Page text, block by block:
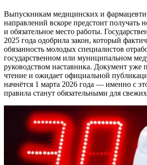
Выпускникам медицинских и
направлений вскоре предстоит получать
и обязательное место работы.
2025 года одобрила закон, который
обязанность молодых специалистов
государственном или муниципальном
руководством наставника. Документ уже
чтение и ожидает официальной
начнётся 1 марта 2026 года — именно с
правила станут обязательными для